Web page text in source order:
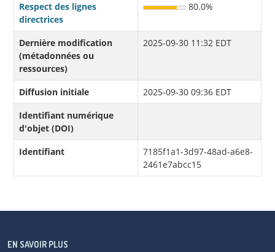
Respect des lignes
directrices
80.0%
Dernière modification
(métadonnées ou
ressources)
2025-09-30 11:32 EDT
Diffusion initiale
2025-09-30 09:36 EDT
Identifiant numérique
d'objet (DOI)
Identifiant
7185f1a1-3d97-48ad-a6e8-
2461e7abcc15
EN SAVOIR PLUS